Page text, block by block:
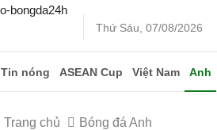
Thứ Sáu, 07/08/2026
Tin nóng ASEAN Cup Việt Nam Anh
Trang chủ Bóng đá Anh